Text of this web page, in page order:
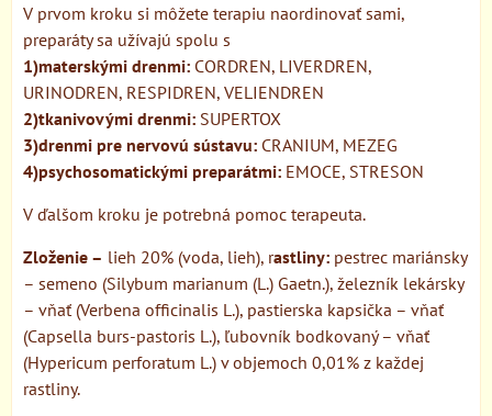
V prvom kroku si môžete terapiu naordinovať sami,
preparáty sa užívajú spolu s
1)materskými drenmi: CORDREN, LIVERDREN,
URINODREN, RESPIDREN, VELIENDREN
2)tkanivovými drenmi: SUPERTOX
3)drenmi pre nervovú sústavu: CRANIUM, MEZEG
4)psychosomatickými preparátmi: EMOCE, STRESON
V ďalšom kroku je potrebná pomoc terapeuta.
Zloženie – lieh 20% (voda, lieh), rastliny: pestrec mariánsky
– semeno (Silybum marianum (L.) Gaetn.), železník lekársky
– vňať (Verbena officinalis L.), pastierska kapsička – vňať
(Capsella burs-pastoris L.), ľubovník bodkovaný – vňať
(Hypericum perforatum L.) v objemoch 0,01% z každej
rastliny.